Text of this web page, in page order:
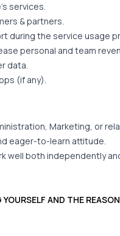
services.
& partners.
during the service usage
personal and team
data.
(if any).
Marketing, or
eager-to-learn attitude.
well both independently
AND THE